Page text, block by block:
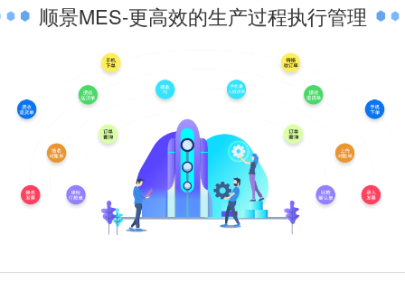
顺景MES-更高效的生产过程执行管理